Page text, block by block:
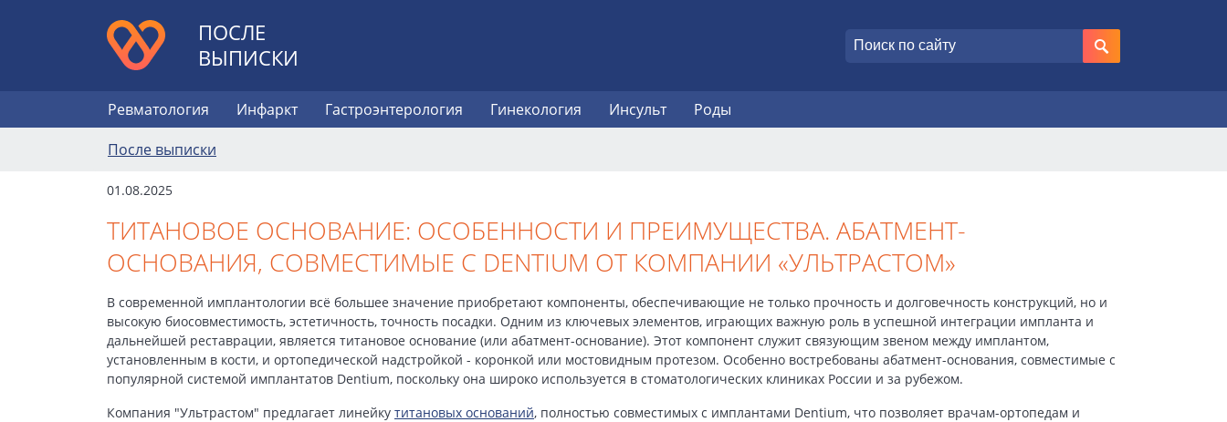
ПОСЛЕ
ВЫПИСКИ
Ревматология Инфаркт Гастроэнтерология Гинекология Инсульт
Роды
После выписки
01.08.2025
ТИТАНОВОЕ ОСНОВАНИЕ: ОСОБЕННОСТИ И ПРЕИМУЩЕСТВА. АБАТМЕНТ-
ОСНОВАНИЯ, СОВМЕСТИМЫЕ С DENTIUM ОТ КОМПАНИИ «УЛЬТРАСТОМ»
В современной имплантологии всё большее значение приобретают компоненты, обеспечивающие не только прочность и долговечность конструкций, но и
высокую биосовместимость, эстетичность, точность посадки. Одним из ключевых элементов, играющих важную роль в успешной интеграции импланта и
дальнейшей реставрации, является титановое основание (или абатмент-основание). Этот компонент служит связующим звеном между имплантом,
установленным в кости, и ортопедической надстройкой - коронкой или мостовидным протезом. Особенно востребованы абатмент-основания, совместимые с
популярной системой имплантатов Dentium, поскольку она широко используется в стоматологических клиниках России и за рубежом.
Компания "Ультрастом" предлагает линейку титановых оснований, полностью совместимых с имплантами Dentium, что позволяет врачам-ортопедам и